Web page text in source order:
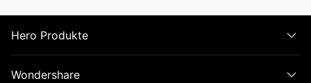
Hero Produkte
Wondershare